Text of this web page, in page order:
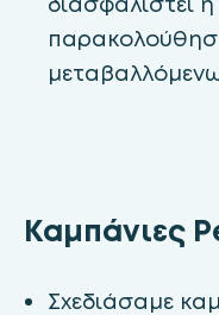
Καμπάνιες
Σχεδιάσαμε